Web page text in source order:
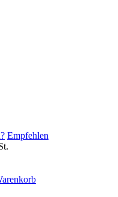
Empfehlen